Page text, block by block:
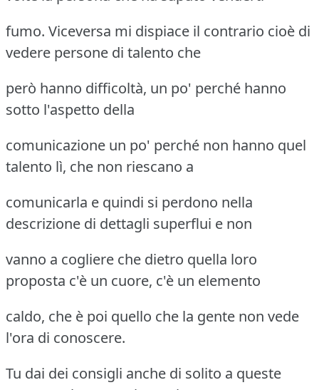
fumo. Viceversa mi dispiace il contrario cioè di
vedere persone di talento che
però hanno difficoltà, un po' perché hanno
sotto l'aspetto della
comunicazione un po' perché non hanno quel
talento lì, che non riescano a
comunicarla e quindi si perdono nella
descrizione di dettagli superflui e non
vanno a cogliere che dietro quella loro
proposta c'è un cuore, c'è un elemento
caldo, che è poi quello che la gente non vede
l'ora di conoscere.
Tu dai dei consigli anche di solito a queste